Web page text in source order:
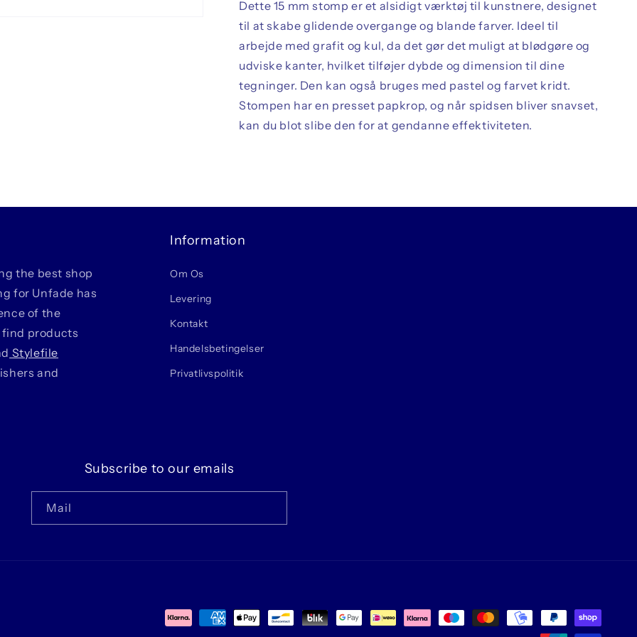
Dette 15 mm stomp er et alsidigt værktøj til kunstnere, designet
til at skabe glidende overgange og blande farver. Ideel til
arbejde med grafit og kul, da det gør det muligt at blødgøre og
udviske kanter, hvilket tilføjer dybde og dimension til dine
tegninger. Den kan også bruges med pastel og farvet kridt.
Stompen har en presset papkrop, og når spidsen bliver snavset,
kan du blot slibe den for at gendanne effektiviteten.
the best shop
for Unfade has
of the
find products
Stylefile
and
Information
Om Os
Levering
Kontakt
Handelsbetingelser
Privatlivspolitik
Subscribe to our emails
Mail
Betalingsmetoder